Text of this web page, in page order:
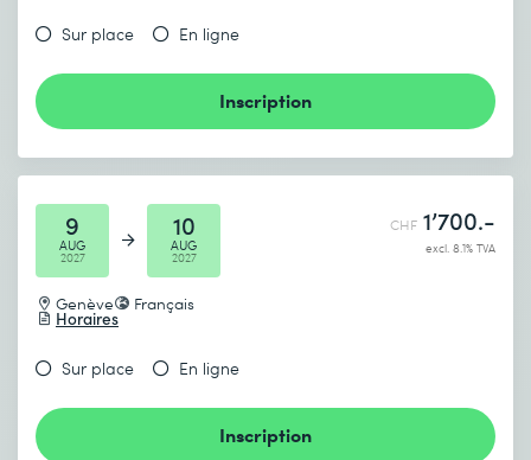
Sur place En ligne
Inscription
9
AUG
2027
10
AUG
2027
Genève Français
Horaires
CHF 1’700.-
excl. 8.1% TVA
Sur place En ligne
Inscription